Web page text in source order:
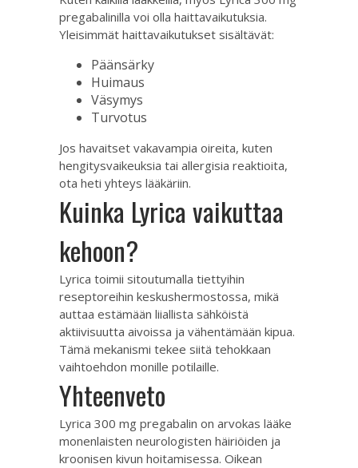
pregabalinilla voi olla haittavaikutuksia.
Yleisimmät haittavaikutukset sisältävät:
Päänsärky
Huimaus
Väsymys
Turvotus
Jos havaitset vakavampia oireita, kuten
hengitysvaikeuksia tai allergisia reaktioita,
ota heti yhteys lääkäriin.
Kuinka Lyrica vaikuttaa
kehoon?
Lyrica toimii sitoutumalla tiettyihin
reseptoreihin keskushermostossa, mikä
auttaa estämään liiallista sähköistä
aktiivisuutta aivoissa ja vähentämään kipua.
Tämä mekanismi tekee siitä tehokkaan
vaihtoehdon monille potilaille.
Yhteenveto
Lyrica 300 mg pregabalin on arvokas lääke
monenlaisten neurologisten häiriöiden ja
kroonisen kivun hoitamisessa. Oikean